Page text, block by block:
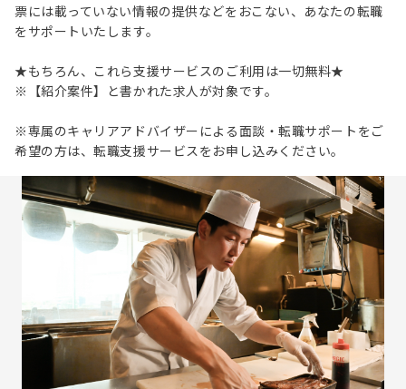
票には載っていない情報の提供などをおこない、あなたの転職
をサポートいたします。
★もちろん、これら支援サービスのご利用は一切無料★
※【紹介案件】と書かれた求人が対象です。
※専属のキャリアアドバイザーによる面談・転職サポートをご
希望の方は、転職支援サービスをお申し込みください。